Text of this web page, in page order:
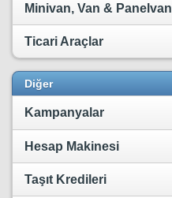
Minivan, Van & Panelvan
Ticari Araçlar
Diğer
Kampanyalar
Hesap Makinesi
Taşıt Kredileri